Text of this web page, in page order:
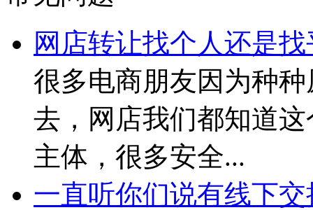
网店转让找个人还是
很多电商朋友因为种
去，网店我们都知道
主体，很多安全...
一直听你们说有线下